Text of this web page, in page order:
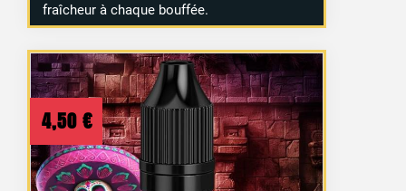
fraîcheur à chaque bouffée.
4,50 €